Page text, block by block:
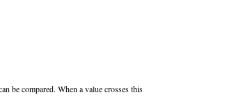
be compared. When a value crosses this